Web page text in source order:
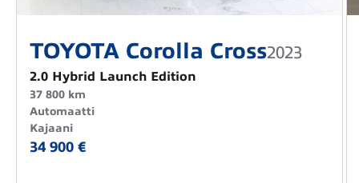
TOYOTA Corolla Cross2023
2.0 Hybrid Launch Edition
37 800 km
Automaatti
Kajaani
34 900 €